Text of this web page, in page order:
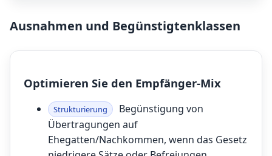
Ausnahmen und Begünstigtenklassen
Optimieren Sie den Empfänger-Mix
Strukturierung
Begünstigung von
Übertragungen auf
Ehegatten/Nachkommen, wenn das Gesetz